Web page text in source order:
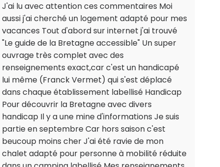
J'ai lu avec attention ces commentaires Moi
aussi j'ai cherché un logement adapté pour mes
vacances Tout d'abord sur internet j'ai trouvé
"Le guide de la Bretagne accessible" Un super
ouvrage très complet avec des
renseignements exact,car c'est un handicapé
lui même (Franck Vermet) qui s'est déplacé
dans chaque établissement labellisé Handicap
Pour découvrir la Bretagne avec divers
handicap Il y a une mine d'informations Je suis
partie en septembre Car hors saison c'est
beucoup moins cher J'ai été ravie de mon
chalet adapté pour personne à mobilité réduite